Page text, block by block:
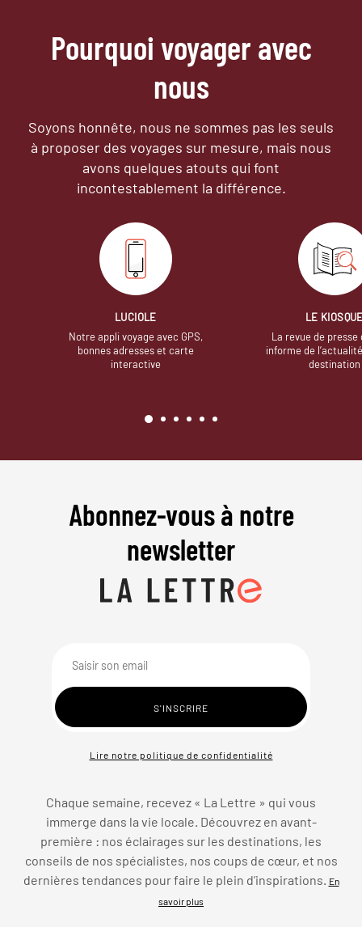
Pourquoi voyager avec
nous
Soyons honnête, nous ne sommes pas les seuls
à proposer des voyages sur mesure, mais nous
avons quelques atouts qui font
incontestablement la différence.
LUCIOLE
Notre appli voyage avec GPS,
bonnes adresses et carte
interactive
LE
La revue de presse
informe de
destination
Abonnez-vous à notre
newsletter
Lire notre politique de confidentialité
Chaque semaine, recevez « La Lettre » qui vous
immerge dans la vie locale. Découvrez en avant-
première : nos éclairages sur les destinations, les
conseils de nos spécialistes, nos coups de cœur, et nos
dernières tendances pour faire le plein d’inspirations. En
savoir plus